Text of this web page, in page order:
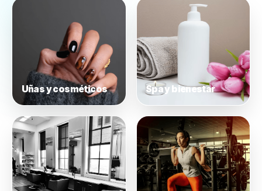
estrategias de crecimiento.
Rulrr se adapta a servicios, reservas, contenido visual,
tendencias estacionales, ciclos de clientes repetidos y
demanda local.